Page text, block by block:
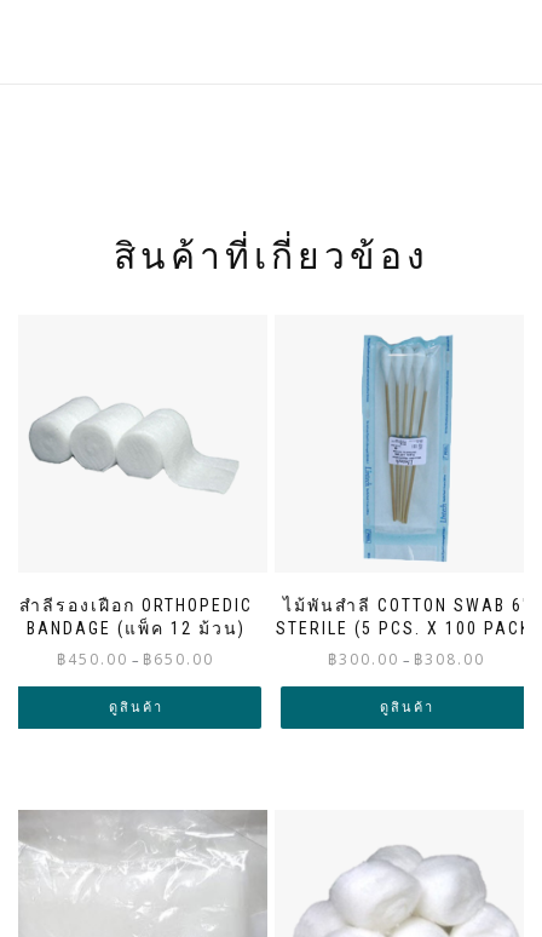
สินค้าที่เกี่ยวข้อง
สำลีรองเฝือก ORTHOPEDIC
BANDAGE (แพ็ค 12 ม้วน)
฿450.00 – ฿650.00
through
ดูสินค้า
ไม้พันสำลี COTTON SWAB 6″
STERILE (5 PCS. X 100 PACK)
฿300.00 – ฿308.00
through
ดูสินค้า